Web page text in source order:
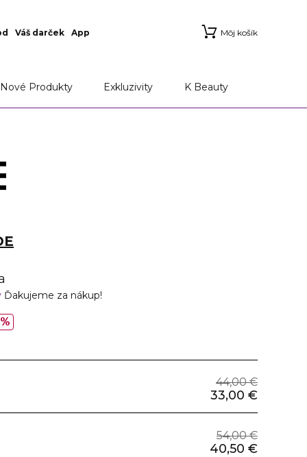
Váš darček App Môj košík
Nové Produkty Exkluzivity K Beauty
Ďakujeme za nákup!
44,00 €
33,00 €
54,00 €
40,50 €